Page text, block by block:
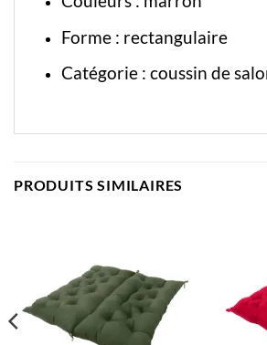
Forme : rectangulaire
Catégorie : coussin de
PRODUITS SIMILAIRES